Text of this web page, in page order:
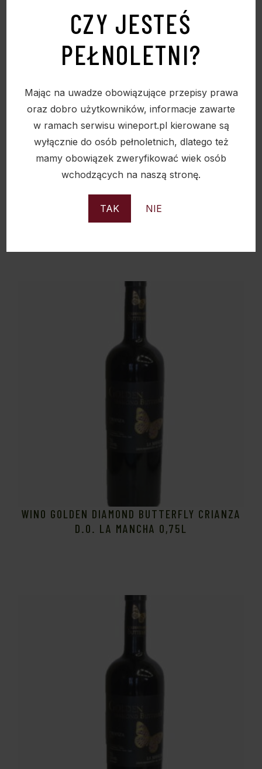
CZY JESTEŚ
PEŁNOLETNI?
Mając na uwadze obowiązujące przepisy prawa
oraz dobro użytkowników, informacje zawarte
w ramach serwisu wineport.pl kierowane są
wyłącznie do osób pełnoletnich, dlatego też
mamy obowiązek zweryfikować wiek osób
wchodzących na naszą stronę.
TAK NIE
D.O. LA MANCHA 0,75L
WINO GOLDEN DIAMOND BUTTERFLY CRIANZA
D.O. LA MANCHA 0,75L